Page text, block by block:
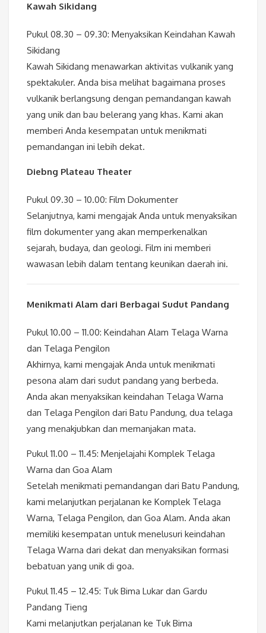
Kawah Sikidang
Pukul 08.30 – 09.30: Menyaksikan Keindahan Kawah
Sikidang
Kawah Sikidang menawarkan aktivitas vulkanik yang
spektakuler. Anda bisa melihat bagaimana proses
vulkanik berlangsung dengan pemandangan kawah
yang unik dan bau belerang yang khas. Kami akan
memberi Anda kesempatan untuk menikmati
pemandangan ini lebih dekat.
Diebng Plateau Theater
Pukul 09.30 – 10.00: Film Dokumenter
Selanjutnya, kami mengajak Anda untuk menyaksikan
film dokumenter yang akan memperkenalkan
sejarah, budaya, dan geologi. Film ini memberi
wawasan lebih dalam tentang keunikan daerah ini.
Menikmati Alam dari Berbagai Sudut Pandang
Pukul 10.00 – 11.00: Keindahan Alam Telaga Warna
dan Telaga Pengilon
Akhirnya, kami mengajak Anda untuk menikmati
pesona alam dari sudut pandang yang berbeda.
Anda akan menyaksikan keindahan Telaga Warna
dan Telaga Pengilon dari Batu Pandung, dua telaga
yang menakjubkan dan memanjakan mata.
Pukul 11.00 – 11.45: Menjelajahi Komplek Telaga
Warna dan Goa Alam
Setelah menikmati pemandangan dari Batu Pandung,
kami melanjutkan perjalanan ke Komplek Telaga
Warna, Telaga Pengilon, dan Goa Alam. Anda akan
memiliki kesempatan untuk menelusuri keindahan
Telaga Warna dari dekat dan menyaksikan formasi
bebatuan yang unik di goa.
Pukul 11.45 – 12.45: Tuk Bima Lukar dan Gardu
Pandang Tieng
Kami melanjutkan perjalanan ke Tuk Bima